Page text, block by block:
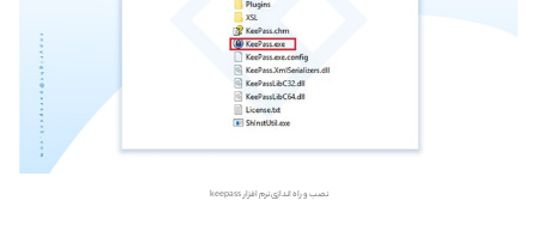
نصب و راه اندازی نرم افزار keepass